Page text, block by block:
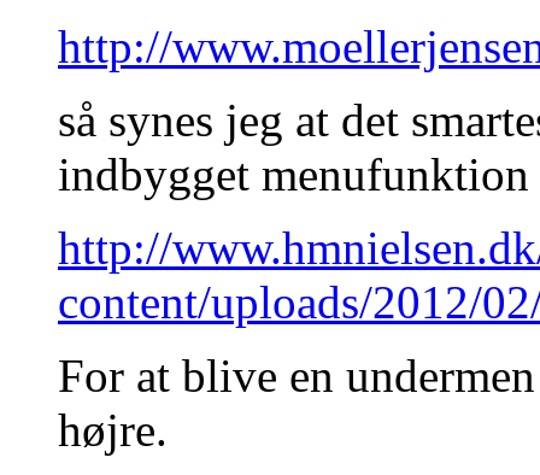
http://
så synes jeg at det
indbygget menufunktion
http://
content/uploads/2012/
For at blive en
højre.